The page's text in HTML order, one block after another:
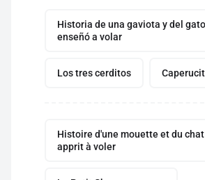
Historia de una gaviota y del
enseñó a volar
Los tres cerditos
Histoire d'une mouette et du
apprit à voler